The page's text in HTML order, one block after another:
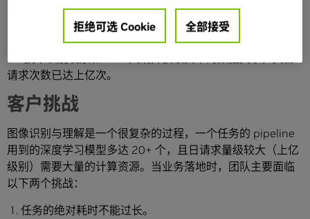
解领域已达到了国内领先水平。其主要使用了
CV（Computer Vision）与 VIE （Visual Information
Extraction 视觉信息抽取） 等相关深度学习技术，例如通过
CV 技术识别发票和 PDF 大纲并获取其中的数据关系，其日
请求次数已达上亿次。
客户挑战
图像识别与理解是一个很复杂的过程，一个任务的 pipeline
用到的深度学习模型多达 20+ 个，且日请求量级较大（上亿
级别）需要大量的计算资源。当业务落地时，团队主要面临
以下两个挑战：
任务的绝对耗时不能过长。
拒绝可选 Cookie 全部接受